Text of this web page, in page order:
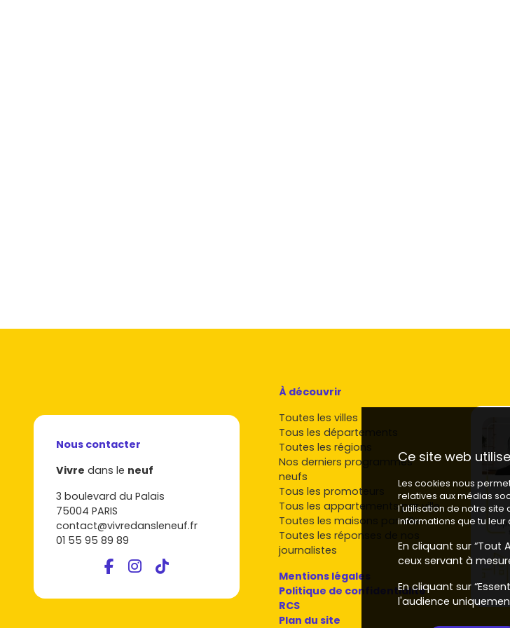
Nous contacter
Vivre dans le neuf
3 boulevard du Palais
75004 PARIS
contact@vivredansleneuf.fr
01 55 95 89 89
À découvrir
Toutes les villes
Tous les départements
Toutes les régions
Nos derniers programmes
neufs
Tous les promoteurs
Tous les appartements par ville
Toutes les maisons par ville
Toutes les réponses de nos
journalistes
Mentions légales
Politique de confidentialité
RCS
Plan du site
Ce site web
Les cookies nous
relatives aux médias
l'utilisation de notre
informations que tu leur
En cliquant sur
ceux servant à
En cliquant sur
l'audience